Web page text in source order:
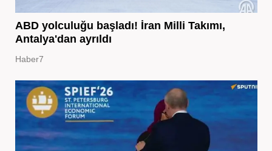
ABD yolculuğu başladı! İran Milli Takımı,
Antalya'dan ayrıldı
Haber7